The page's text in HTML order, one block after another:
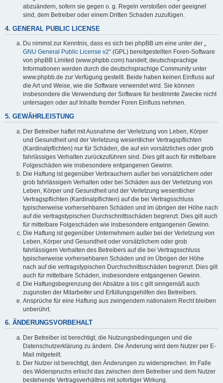
abzuändern, sofern sie gegen o. g. Regeln verstoßen oder geeignet
sind, dem Betreiber oder einem Dritten Schaden zuzufügen.
4. GENERAL PUBLIC LICENSE
Du nimmst zur Kenntnis, dass es sich bei phpBB um eine unter der „
GNU General Public License v2“ (GPL) bereitgestellten Foren-Software
von phpBB Limited (www.phpbb.com) handelt; deutschsprachige
Informationen werden durch die deutschsprachige Community unter
www.phpbb.de zur Verfügung gestellt. Beide haben keinen Einfluss auf
die Art und Weise, wie die Software verwendet wird. Sie können
insbesondere die Verwendung der Software für bestimmte Zwecke nicht
untersagen oder auf Inhalte fremder Foren Einfluss nehmen.
5. GEWÄHRLEISTUNG
Der Betreiber haftet mit Ausnahme der Verletzung von Leben, Körper
und Gesundheit und der Verletzung wesentlicher Vertragspflichten
(Kardinalpflichten) nur für Schäden, die auf ein vorsätzliches oder grob
fahrlässiges Verhalten zurückzuführen sind. Dies gilt auch für mittelbare
Folgeschäden wie insbesondere entgangenen Gewinn.
Die Haftung ist gegenüber Verbrauchern außer bei vorsätzlichem oder
grob fahrlässigem Verhalten oder bei Schäden aus der Verletzung von
Leben, Körper und Gesundheit und der Verletzung wesentlicher
Vertragspflichten (Kardinalpflichten) auf die bei Vertragsschluss
typischerweise vorhersehbaren Schäden und im übrigen der Höhe nach
auf die vertragstypischen Durchschnittsschäden begrenzt. Dies gilt auch
für mittelbare Folgeschäden wie insbesondere entgangenen Gewinn.
Die Haftung ist gegenüber Unternehmern außer bei der Verletzung von
Leben, Körper und Gesundheit oder vorsätzlichem oder grob
fahrlässigem Verhalten des Betreibers auf die bei Vertragsschluss
typischerweise vorhersehbaren Schäden und im Übrigen der Höhe
nach auf die vertragstypischen Durchschnittsschäden begrenzt. Dies gilt
auch für mittelbare Schäden, insbesondere entgangenen Gewinn.
Die Haftungsbegrenzung der Absätze a bis c gilt sinngemäß auch
zugunsten der Mitarbeiter und Erfüllungsgehilfen des Betreibers.
Ansprüche für eine Haftung aus zwingendem nationalem Recht bleiben
unberührt.
6. ÄNDERUNGSVORBEHALT
Der Betreiber ist berechtigt, die Nutzungsbedingungen und die
Datenschutzerklärung zu ändern. Die Änderung wird dem Nutzer per E-
Mail mitgeteilt.
Der Nutzer ist berechtigt, den Änderungen zu widersprechen. Im Falle
des Widerspruchs erlischt das zwischen dem Betreiber und dem Nutzer
bestehende Vertragsverhältnis mit sofortiger Wirkung.